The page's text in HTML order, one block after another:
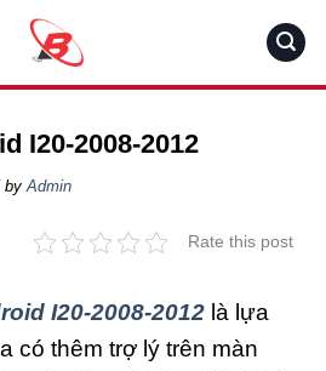
I20-2008-2012
byAdmin
Rate this post
I20-2008-2012 là lựa
có thêm trợ lý trên màn